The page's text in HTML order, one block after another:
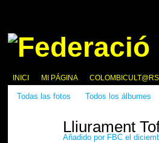
INICI MI PÁGINA COLOMBICULT@RS
Todas las fotos Todos los álbumes
Lliurament
Añadido por FBCel